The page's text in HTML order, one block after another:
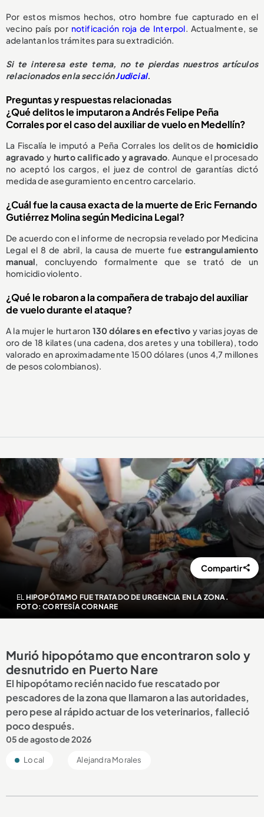
Por estos mismos hechos, otro hombre fue capturado en el
vecino país por notificación roja de Interpol. Actualmente, se
adelantan los trámites para su extradición.
Si te interesa este tema, no te pierdas nuestros artículos
relacionados en la secciónJudicial.
Preguntas y respuestas relacionadas
¿Qué delitos le imputaron a Andrés Felipe Peña
Corrales por el caso del auxiliar de vuelo en Medellín?
La Fiscalía le imputó a Peña Corrales los delitos dehomicidio
agravado y hurto calificado y agravado. Aunque el procesado
no aceptó los cargos, el juez de control de garantías dictó
medida de aseguramiento en centro carcelario.
¿Cuál fue la causa exacta de la muerte de Eric Fernando
Gutiérrez Molina según Medicina Legal?
De acuerdo con el informe de necropsia revelado por Medicina
Legal el 8 de abril, la causa de muerte fue estrangulamiento
manual, concluyendo formalmente que se trató de un
homicidio violento.
¿Qué le robaron a la compañera de trabajo del auxiliar
de vuelo durante el ataque?
A la mujer le hurtaron 130 dólares en efectivo y varias joyas de
oro de 18 kilates (una cadena, dos aretes y una tobillera), todo
valorado en aproximadamente 1500 dólares (unos 4,7 millones
de pesos colombianos).
EL HIPOPÓTAMO FUE TRATADO DE URGENCIA EN LA ZONA.
FOTO: CORTESÍA CORNARE
Compartir
Murió hipopótamo que encontraron solo y
desnutrido en Puerto Nare
El hipopótamo recién nacido fue rescatado por
pescadores de la zona que llamaron a las autoridades,
pero pese al rápido actuar de los veterinarios, falleció
poco después.
05 de agosto de 2026
Local Alejandra Morales